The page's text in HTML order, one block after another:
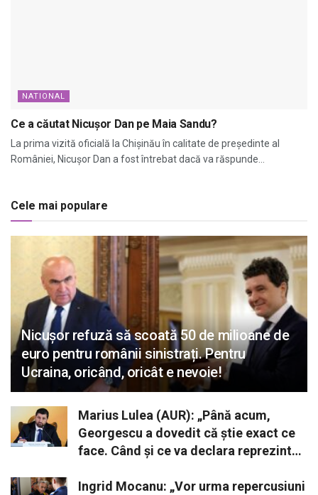
NATIONAL
Ce a căutat Nicușor Dan pe Maia Sandu?
La prima vizită oficială la Chișinău în calitate de președinte al
României, Nicușor Dan a fost întrebat dacă va răspunde...
Cele mai populare
Nicușor refuză să scoată 50 de milioane de
euro pentru românii sinistrați. Pentru
Ucraina, oricând, oricât e nevoie!
Marius Lulea (AUR): „Până acum,
Georgescu a dovedit că știe exact ce
face. Când și ce va declara reprezintă
Ingrid Mocanu: „Vor urma repercusiuni